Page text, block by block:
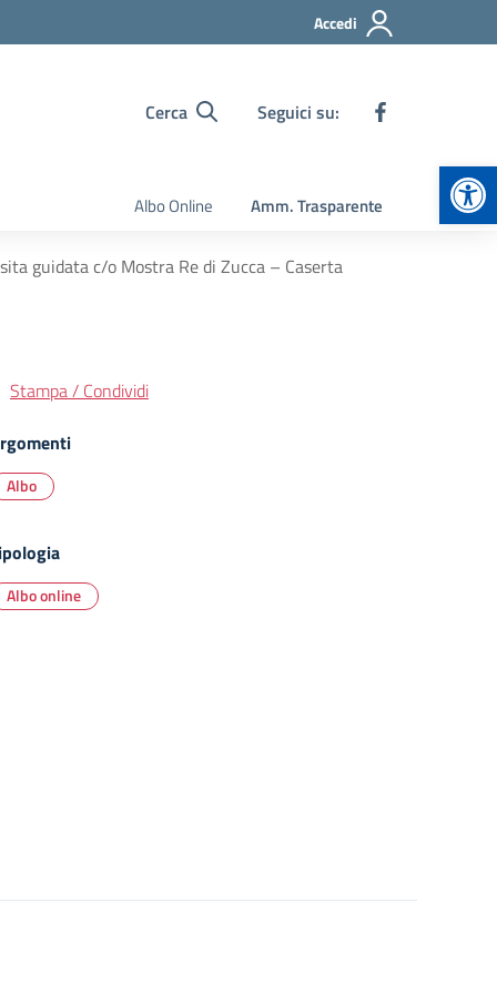
Accedi
Cerca Seguici su:
Albo Online Amm. Trasparente
guidata c/o Mostra Re di Zucca – Caserta
Stampa / Condividi
Albo
Albo online